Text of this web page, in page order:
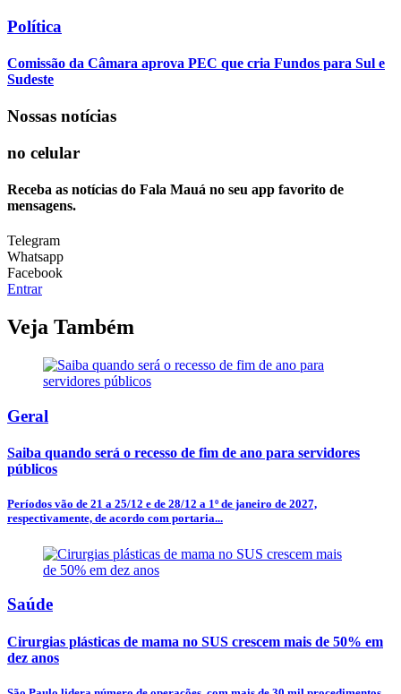
Política
Comissão da Câmara aprova PEC que cria Fundos para Sul e
Sudeste
Nossas notícias
no celular
Receba as notícias do Fala Mauá no seu app favorito de
mensagens.
Telegram
Whatsapp
Facebook
Entrar
Veja Também
Geral
Saiba quando será o recesso de fim de ano para servidores
públicos
Períodos vão de 21 a 25/12 e de 28/12 a 1º de janeiro de 2027,
respectivamente, de acordo com portaria...
Saúde
Cirurgias plásticas de mama no SUS crescem mais de 50% em
dez anos